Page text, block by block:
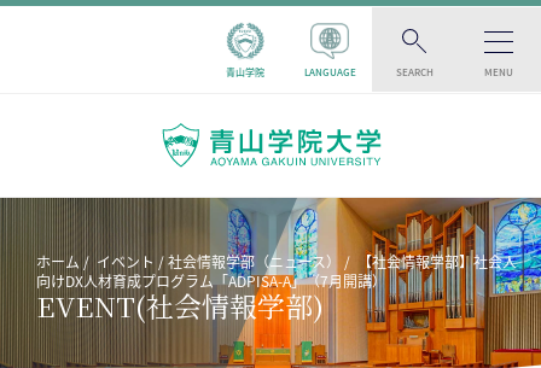
青山学院 LANGUAGE SEARCH MENU
ホーム イベント 社会情報学部（ニュース）
【社会情報学部】社会人
向けDX人材育成プログラム「ADPISA-A」（7月開講）
EVENT(社会情報学部)